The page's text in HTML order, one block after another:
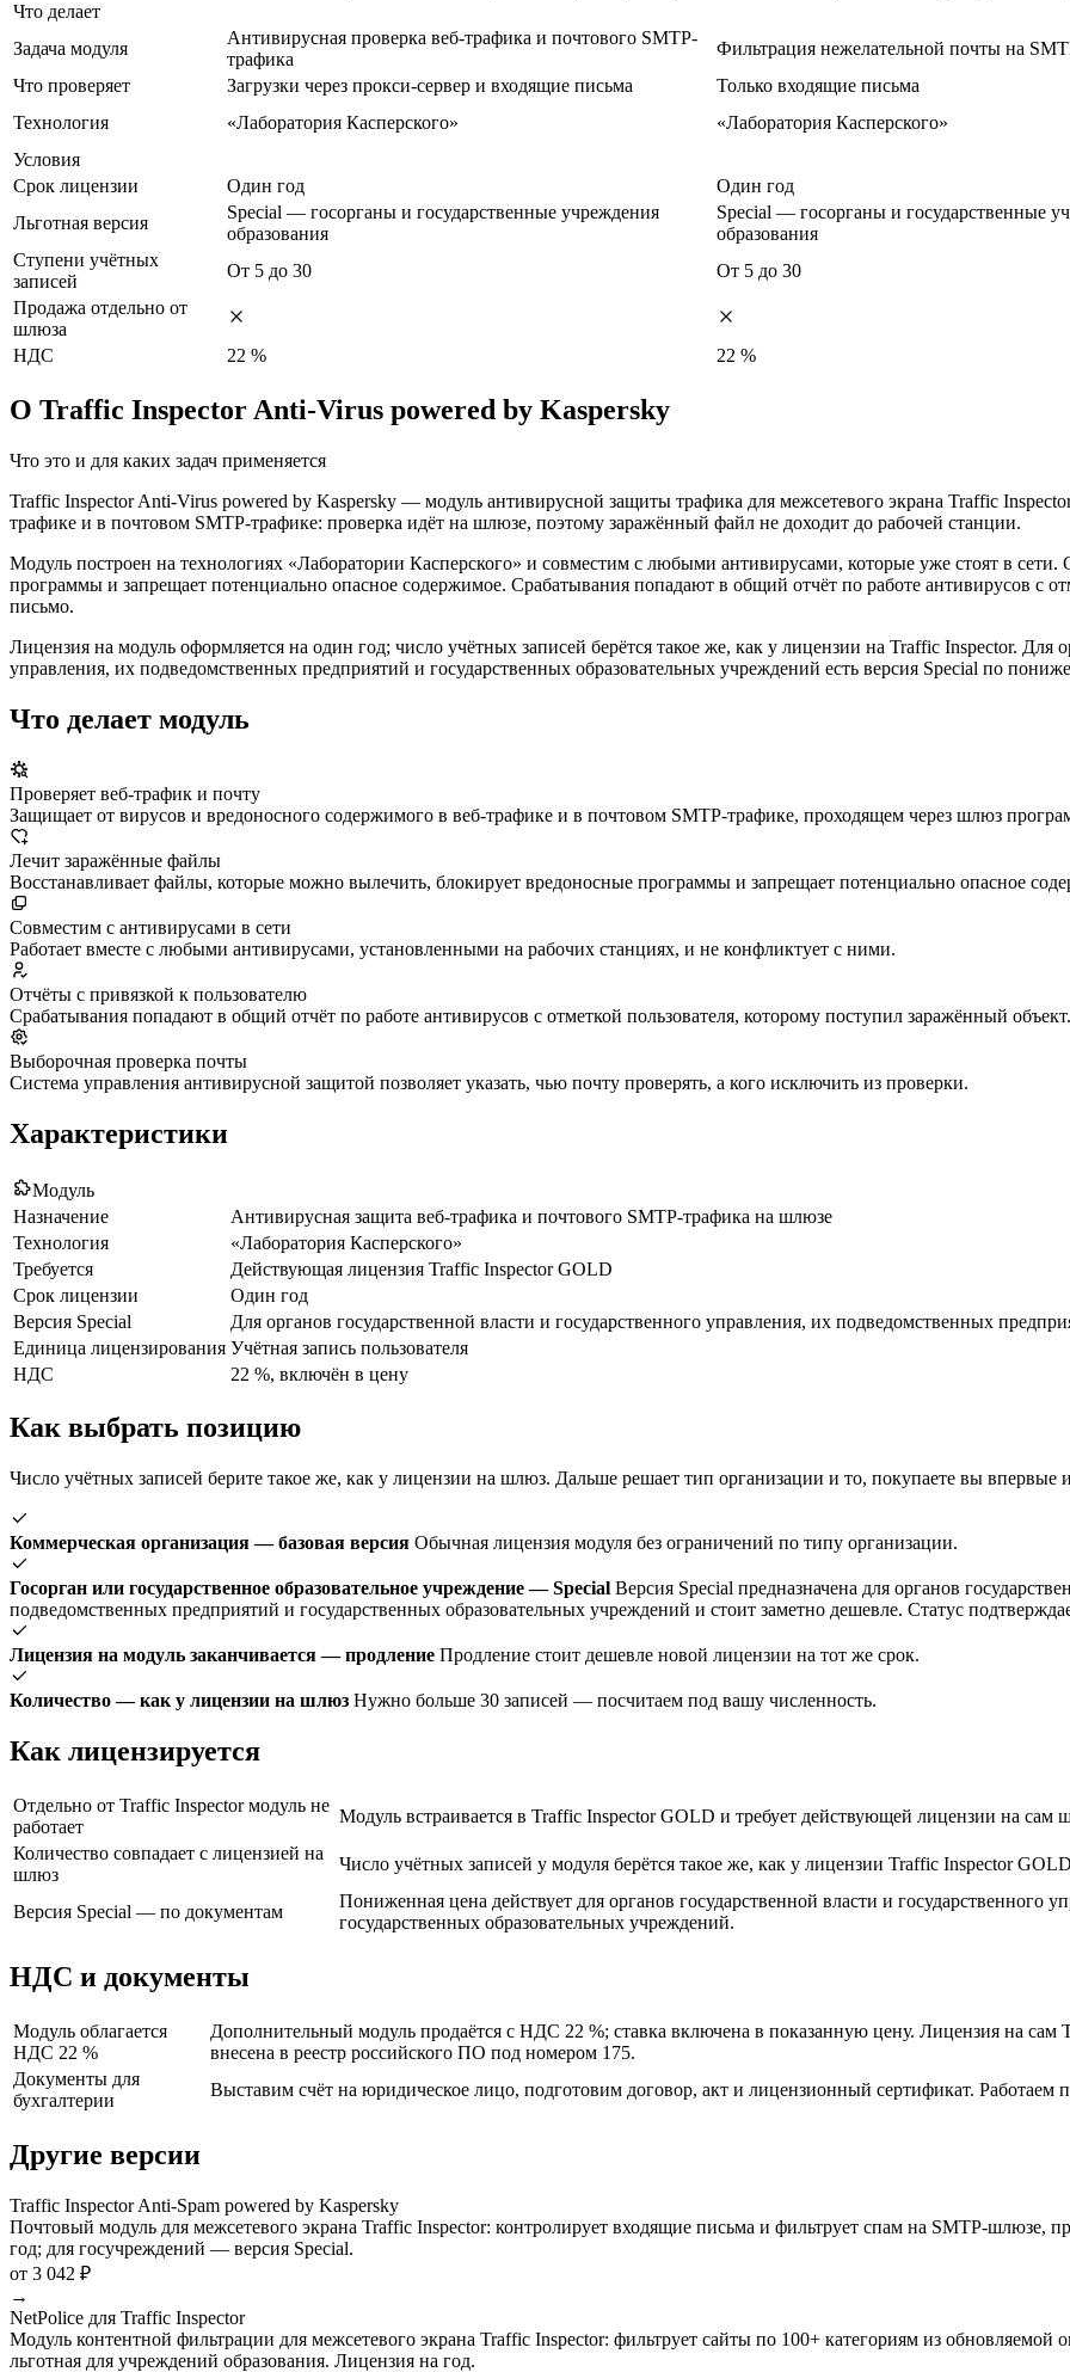
Что делает
Задача модуля
Антивирусная проверка веб-трафика и почтового SMTP-
трафика
Фильтрация нежелательной почты на
Что проверяет
Загрузки через прокси-сервер и входящие письма Только входящие письма
Технология
«Лаборатория Касперского» «Лаборатория Касперского»
Условия
Срок лицензии
Один год Один год
Льготная версия
Special — госорганы и государственные учреждения
образования
Special — госорганы и государственные
образования
Ступени учётных
записей
От 5 до 30 От 5 до 30
Продажа отдельно от
шлюза
НДС
22 % 22 %
О Traffic Inspector Anti-Virus powered by Kaspersky
Что это и для каких задач применяется
Traffic Inspector Anti-Virus powered by Kaspersky — модуль антивирусной защиты трафика для межсетевого экрана Traffic
трафике и в почтовом SMTP-трафике: проверка идёт на шлюзе, поэтому заражённый файл не доходит до рабочей станции.
Модуль построен на технологиях «Лаборатории Касперского» и совместим с любыми антивирусами, которые уже стоят в
программы и запрещает потенциально опасное содержимое. Срабатывания попадают в общий отчёт по работе антивирусов с
письмо.
Лицензия на модуль оформляется на один год; число учётных записей берётся такое же, как у лицензии на Traffic Inspector. Для
управления, их подведомственных предприятий и государственных образовательных учреждений есть версия Special по
Что делает модуль
Проверяет веб-трафик и почту
Защищает от вирусов и вредоносного содержимого в веб-трафике и в почтовом SMTP-трафике, проходящем через шлюз
Лечит заражённые файлы
Восстанавливает файлы, которые можно вылечить, блокирует вредоносные программы и запрещает потенциально опасное
Совместим с антивирусами в сети
Работает вместе с любыми антивирусами, установленными на рабочих станциях, и не конфликтует с ними.
Отчёты с привязкой к пользователю
Срабатывания попадают в общий отчёт по работе антивирусов с отметкой пользователя, которому поступил заражённый объект.
Выборочная проверка почты
Система управления антивирусной защитой позволяет указать, чью почту проверять, а кого исключить из проверки.
Характеристики
Модуль
Назначение
Антивирусная защита веб-трафика и почтового SMTP-трафика на шлюзе
Технология
«Лаборатория Касперского»
Требуется
Действующая лицензия Traffic Inspector GOLD
Срок лицензии
Один год
Версия Special
Для органов государственной власти и государственного управления, их подведомственных
Единица лицензирования Учётная запись пользователя
НДС
22 %, включён в цену
Как выбрать позицию
Число учётных записей берите такое же, как у лицензии на шлюз. Дальше решает тип организации и то, покупаете вы впервые
Коммерческая организация — базовая версия Обычная лицензия модуля без ограничений по типу организации.
Госорган или государственное образовательное учреждение — Special Версия Special предназначена для органов
подведомственных предприятий и государственных образовательных учреждений и стоит заметно дешевле. Статус
Лицензия на модуль заканчивается — продление Продление стоит дешевле новой лицензии на тот же срок.
Количество — как у лицензии на шлюз Нужно больше 30 записей — посчитаем под вашу численность.
Как лицензируется
Отдельно от Traffic Inspector модуль не
работает
Модуль встраивается в Traffic Inspector GOLD и требует действующей лицензии на
Количество совпадает с лицензией на
шлюз
Число учётных записей у модуля берётся такое же, как у лицензии Traffic Inspector
Версия Special — по документам
Пониженная цена действует для органов государственной власти и государственного
государственных образовательных учреждений.
НДС и документы
Модуль облагается
НДС 22 %
Дополнительный модуль продаётся с НДС 22 %; ставка включена в показанную цену. Лицензия на
внесена в реестр российского ПО под номером 175.
Документы для
бухгалтерии
Выставим счёт на юридическое лицо, подготовим договор, акт и лицензионный сертификат. Работаем
Другие версии
Traffic Inspector Anti-Spam powered by Kaspersky
Почтовый модуль для межсетевого экрана Traffic Inspector: контролирует входящие письма и фильтрует спам на SMTP-шлюзе,
год; для госучреждений — версия Special.
от 3 042 ₽
→
NetPolice для Traffic Inspector
Модуль контентной фильтрации для межсетевого экрана Traffic Inspector: фильтрует сайты по 100+ категориям из
льготная для учреждений образования. Лицензия на год.